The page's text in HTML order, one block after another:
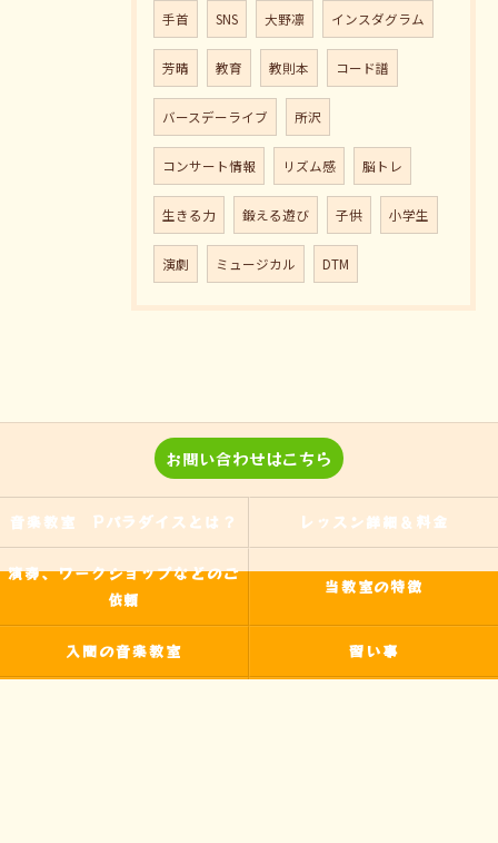
手首 SNS 大野凛 インスダグラム
芳晴 教育 教則本 コード譜
バースデーライブ 所沢
コンサート情報 リズム感 脳トレ
生きる力 鍛える遊び 子供 小学生
演劇 ミュージカル DTM
お問い合わせはこちら
音楽教室 Pパラダイスとは？ レッスン詳細＆料金
演奏、ワークショップなどのご
依頼
当教室の特徴
入間の音楽教室 習い事